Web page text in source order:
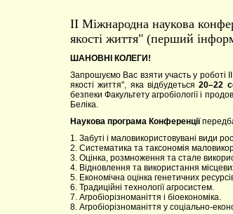
II Міжнародна наукова
якості життя" (перший
ШАНОВНІ КОЛЕГИ!
Запрошуємо Вас взяти участь у роботі
якості життя", яка відбудеться20–22
безпеки Факультету агробіології і
Беліка.
Наукова програма Конференції
1. Забуті і маловикористовувані види
2. Систематика та таксономія
3. Оцінка, розмноження та стале
4. Відновлення та використання
5. Економічна оцінка генетичних
6. Традиційні технології агросистем.
7. Агробіорізноманіття і біоекономіка.
8. Агробіорізноманіття у соціально-